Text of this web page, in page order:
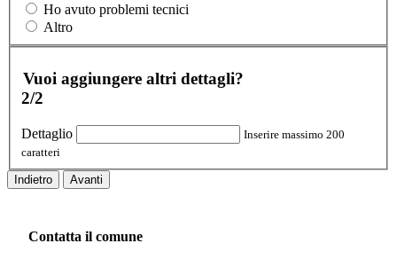
Ho avuto problemi tecnici
Altro
Vuoi aggiungere altri dettagli?
2/2
Dettaglio
Inserire massimo 200
caratteri
Indietro Avanti
Contatta il comune